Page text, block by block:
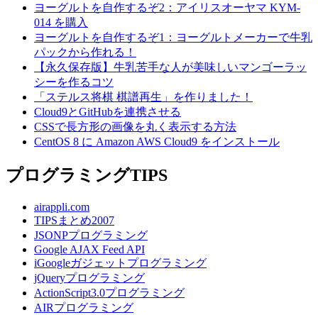
ヨーグルトを自作するぞ2：アイリスオーヤマ KYM-
014 を購入
ヨーグルトを自作するぞ1：ヨーグルトメーカーで牛乳
パックから作れる！
【永久保存版】牛乳苦手な人が美味しいマンゴーラッ
シーを作るコツ
「ステルス将棋 棋譜再生」を作りました！
Cloud9とGitHubを連携させる
CSSで長方形の画像を丸く表示する方法
CentOS 8 に Amazon AWS Cloud9 をインストール
プログラミングTIPS
airappli.com
TIPSまとめ2007
JSONPプログラミング
Google AJAX Feed API
iGoogleガジェットプログラミング
jQueryプログラミング
ActionScript3.0プログラミング
AIRプログラミング